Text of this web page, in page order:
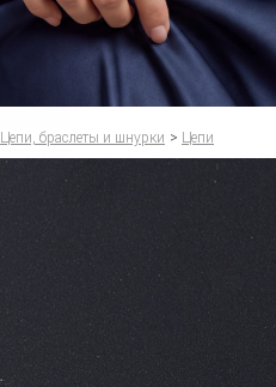
Цепи, браслеты и шнурки > Цепи